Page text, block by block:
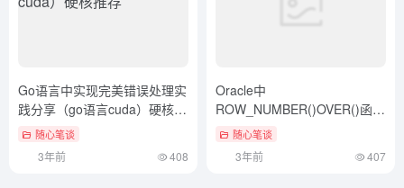
Go语言中实现完美错误处理实
践分享（go语言cuda）硬核推
荐 随心笔谈
3年前 408
Oracle中
ROW_NUMBER()OVER()函数
用法实例讲解（oracle over
随心笔谈
3年前 407